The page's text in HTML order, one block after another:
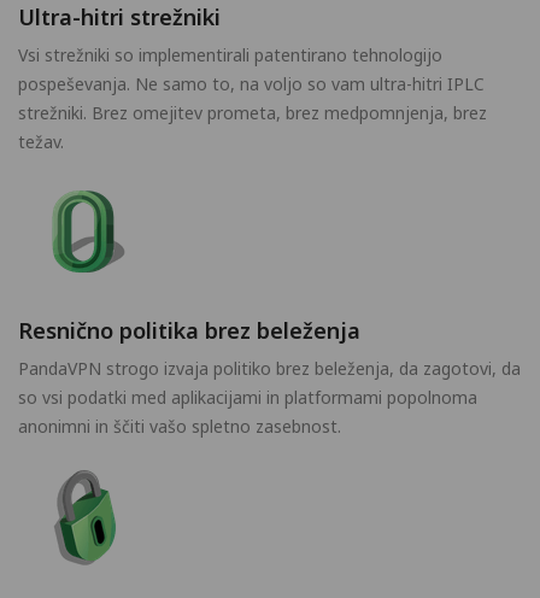
Ultra-hitri strežniki
Vsi strežniki so implementirali patentirano tehnologijo
pospeševanja. Ne samo to, na voljo so vam ultra-hitri IPLC
strežniki. Brez omejitev prometa, brez medpomnjenja, brez
težav.
Resnično politika brez beleženja
PandaVPN strogo izvaja politiko brez beleženja, da zagotovi, da
so vsi podatki med aplikacijami in platformami popolnoma
anonimni in ščiti vašo spletno zasebnost.